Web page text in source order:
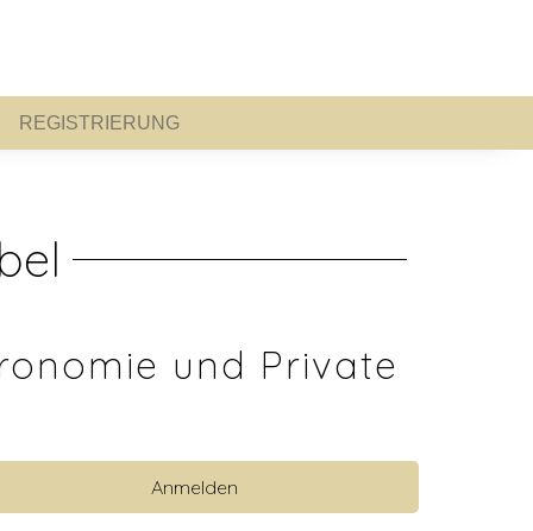
REGISTRIERUNG
und Private
anzeigen
Anmelden